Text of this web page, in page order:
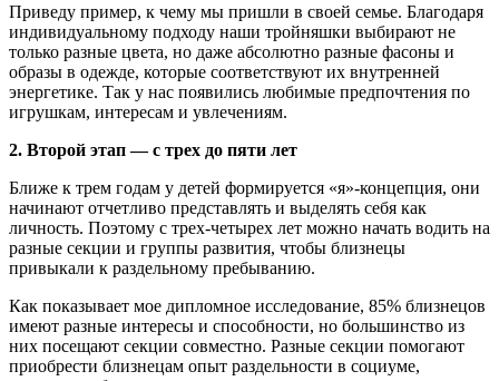
Приведу пример, к чему мы пришли в своей семье. Благодаря
индивидуальному подходу наши тройняшки выбирают не
только разные цвета, но даже абсолютно разные фасоны и
образы в одежде, которые соответствуют их внутренней
энергетике. Так у нас появились любимые предпочтения по
игрушкам, интересам и увлечениям.
2. Второй этап — с трех до пяти лет
Ближе к трем годам у детей формируется «я»-концепция, они
начинают отчетливо представлять и выделять себя как
личность. Поэтому с трех-четырех лет можно начать водить на
разные секции и группы развития, чтобы близнецы
привыкали к раздельному пребыванию.
Как показывает мое дипломное исследование, 85% близнецов
имеют разные интересы и способности, но большинство из
них посещают секции совместно. Разные секции помогают
приобрести близнецам опыт раздельности в социуме,